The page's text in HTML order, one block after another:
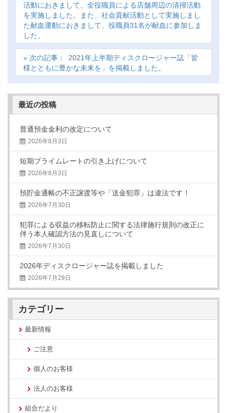
活動におきまして、全役職員による店舗周辺の清掃活動
を実施しました。また、社会貢献活動として実施しまし
た献血運動におきまして、役職員31名が献血に参加しま
した。
2021年上半期ディスクロージャー誌「皆
様とともに豊かな未来を」を掲載しました。
最近の投稿
普通預金金利の改定について
2026年8月3日
短期プライムレートの引き上げについて
2026年8月3日
預貯金通帳の不正譲渡等や「送金犯罪」は違法です！
2026年7月30日
犯罪による収益の移転防止に関する法律施行規則の改正に
伴う本人確認方法の見直しについて
2026年7月30日
2026年ディスクロージャー誌を掲載しました
2026年7月29日
カテゴリー
最新情報
ご注意
個人のお客様
法人のお客様
組合だより